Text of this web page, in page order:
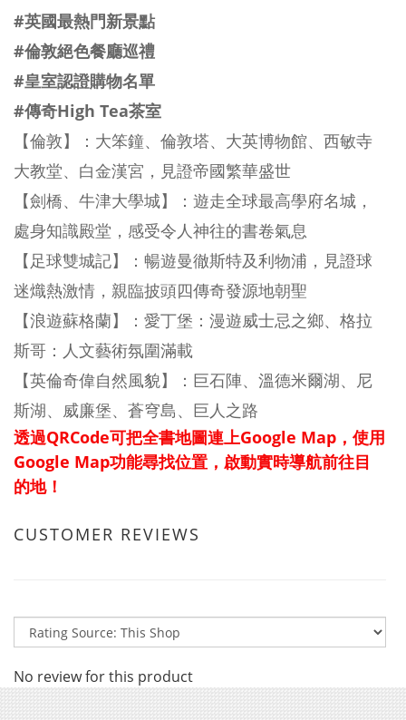
#英國最熱門新景點
#倫敦絕色餐廳巡禮
#皇室認證購物名單
#傳奇High Tea茶室
【倫敦】：大笨鐘、倫敦塔、大英博物館、西敏寺
大教堂、白金漢宮，見證帝國繁華盛世
【劍橋、牛津大學城】：遊走全球最高學府名城，
處身知識殿堂，感受令人神往的書卷氣息
【足球雙城記】：暢遊曼徹斯特及利物浦，見證球
迷熾熱激情，親臨披頭四傳奇發源地朝聖
【浪遊蘇格蘭】：愛丁堡：漫遊威士忌之鄉、格拉
斯哥：人文藝術氛圍滿載
【英倫奇偉自然風貌】：巨石陣、溫德米爾湖、尼
斯湖、威廉堡、蒼穹島、巨人之路
透過QRCode可把全書地圖連上Google Map，使用
Google Map功能尋找位置，啟動實時導航前往目
的地！
CUSTOMER REVIEWS
No review for this product